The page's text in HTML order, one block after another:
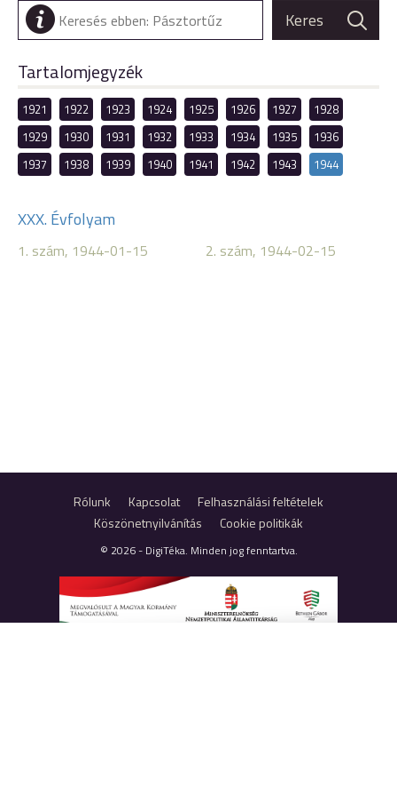
Tartalomjegyzék
1921 1922 1923 1924 1925 1926 1927
1928
1929
1930 1931 1932 1933 1934 1935
1936
1937
1938 1939 1940 1941 1942 1943 1944
XXX. Évfolyam
1. szám, 1944-01-15 2. szám, 1944-02-15
Rólunk Kapcsolat
Felhasználási feltételek
Köszönetnyilvánítás
Cookie politikák
© 2026 - DigiTéka. Minden jog fenntartva.